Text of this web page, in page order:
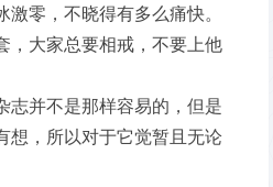
零，不晓得有多么痛快。
，大家总要相戒，不要上他
志并不是那样容易的，但是
想，所以对于它觉暂且无论